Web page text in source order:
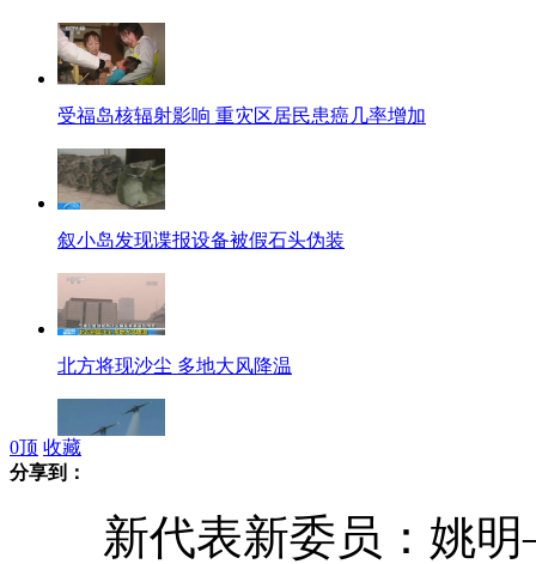
受福岛核辐射影响 重灾区居民患癌几率增加
叙小岛发现谍报设备被假石头伪装
北方将现沙尘 多地大风降温
0顶 收藏
分享到：
新代表新委员：姚明